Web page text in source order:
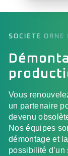
SOCIÉTÉ ORNE
Vous
un partenaire
devenu
Nos équipes
démontage et
possibilité